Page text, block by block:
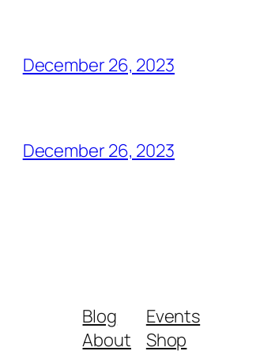
December 26, 2023
December 26, 2023
Blog
About
Events
Shop